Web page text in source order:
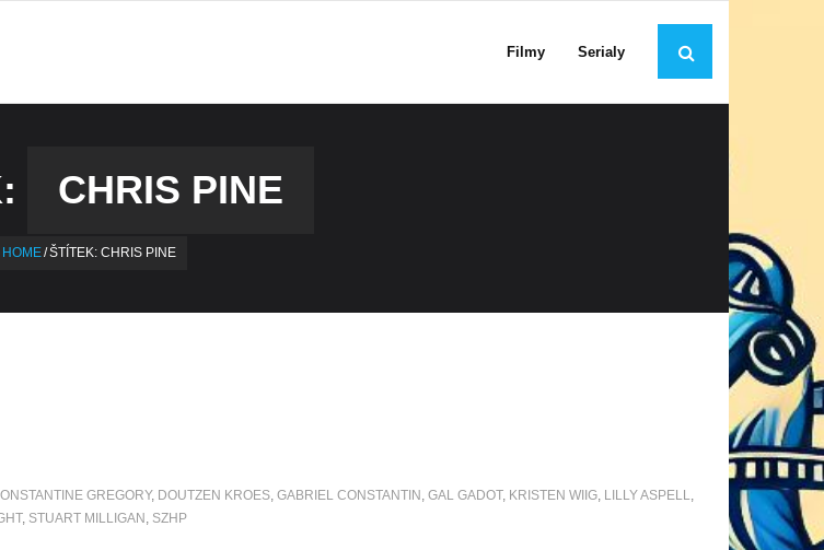
Filmy Serialy
CHRIS PINE
HOME/ŠTÍTEK: CHRIS PINE
GREGORY, DOUTZEN KROES, GABRIEL CONSTANTIN , GAL GADOT, KRISTEN WIIG, LILLY ASPELL,
, STUART MILLIGAN , SZHP